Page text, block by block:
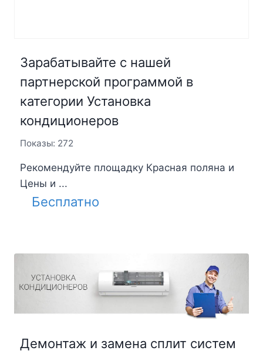
Зарабатывайте с нашей
партнерской программой в
категории Установка
кондиционеров
Показы: 272
Рекомендуйте площадку Красная поляна и
Цены и ...
Бесплатно
Демонтаж и замена сплит систем